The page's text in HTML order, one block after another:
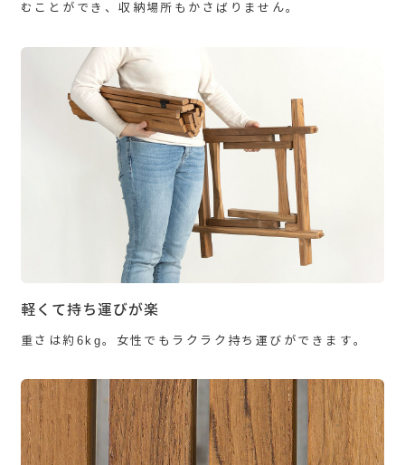
むことができ、収納場所もかさばりません。
軽くて持ち運びが楽
重さは約6kg。女性でもラクラク持ち運びができます。